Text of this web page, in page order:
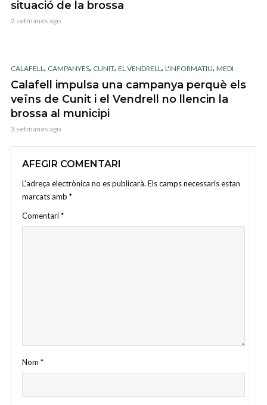
situació de la brossa
2 setmanes ago
CALAFELL , CAMPANYES, CUNIT, EL VENDRELL , L'INFORMATIU, MEDI
Calafell impulsa una campanya perquè els
veïns de Cunit i el Vendrell no llencin la
brossa al municipi
3 setmanes ago
AFEGIR COMENTARI
L'adreça electrònica no es publicarà. Els camps necessaris estan
marcats amb *
Comentari*
Nom *